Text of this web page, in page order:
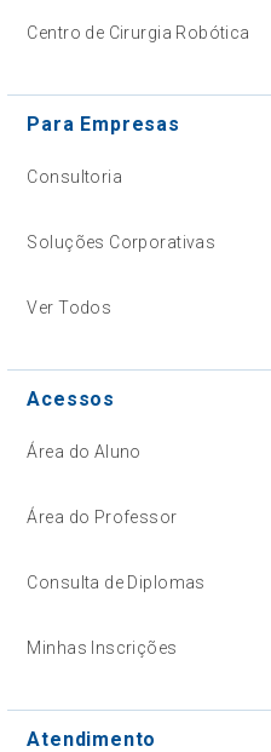
Centro de Cirurgia Robótica
Para Empresas
Consultoria
Soluções Corporativas
Ver Todos
Acessos
Área do Aluno
Área do Professor
Consulta de Diplomas
Minhas Inscrições
Atendimento